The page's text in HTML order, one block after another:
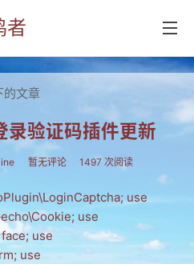
者
首页
分类
online
流年
难啊
的文章
验证码插件更新
暂无评论 1497 次阅读
use
use
use
use